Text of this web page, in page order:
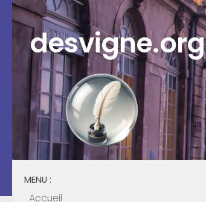
Skip to content
desvigne.org
MENU :
Accueil